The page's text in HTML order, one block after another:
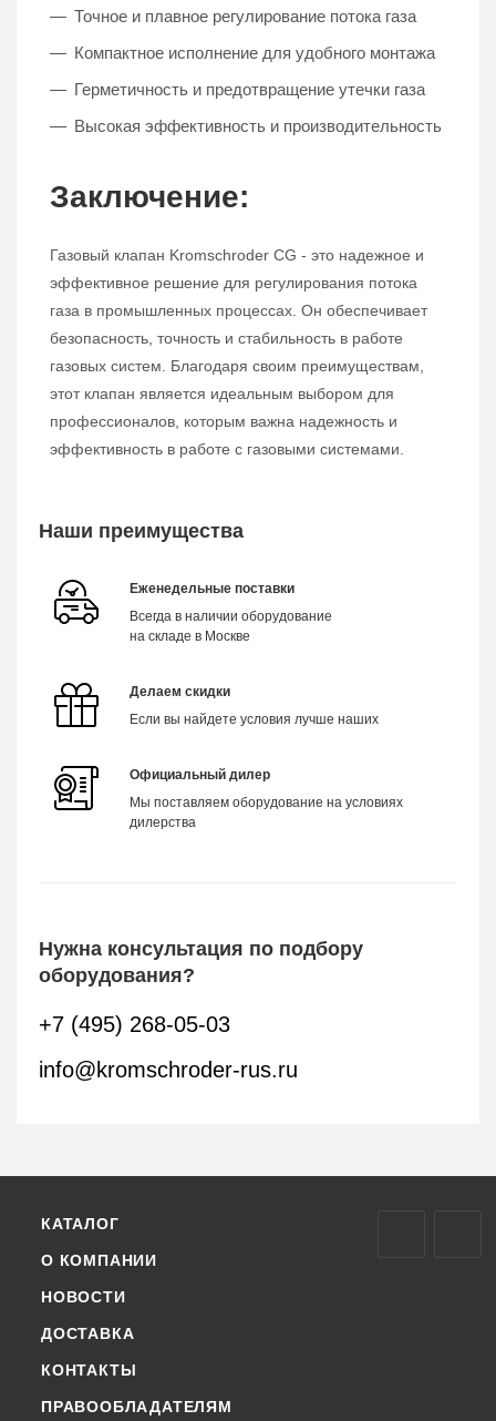
Точное и плавное регулирование потока газа
Компактное исполнение для удобного монтажа
Герметичность и предотвращение утечки газа
Высокая эффективность и производительность
Заключение:
Газовый клапан Kromschroder CG - это надежное и
эффективное решение для регулирования потока
газа в промышленных процессах. Он обеспечивает
безопасность, точность и стабильность в работе
газовых систем. Благодаря своим преимуществам,
этот клапан является идеальным выбором для
профессионалов, которым важна надежность и
эффективность в работе с газовыми системами.
Наши преимущества
Еженедельные поставки
Всегда в наличии оборудование
на складе в Москве
Делаем скидки
Если вы найдете условия лучше наших
Официальный дилер
Мы поставляем оборудование на условиях
дилерства
Нужна консультация по подбору
оборудования?
+7 (495) 268-05-03
info@kromschroder-rus.ru
КАТАЛОГ
О КОМПАНИИ
НОВОСТИ
ДОСТАВКА
КОНТАКТЫ
ПРАВООБЛАДАТЕЛЯМ